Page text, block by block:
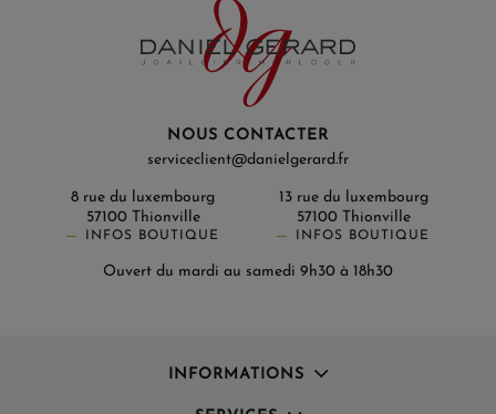
NOUS CONTACTER
serviceclient@danielgerard.fr
8 rue du luxembourg
57100 Thionville
INFOS BOUTIQUE
13 rue du luxembourg
57100 Thionville
INFOS BOUTIQUE
Ouvert du mardi au samedi 9h30 à 18h30
INFORMATIONS